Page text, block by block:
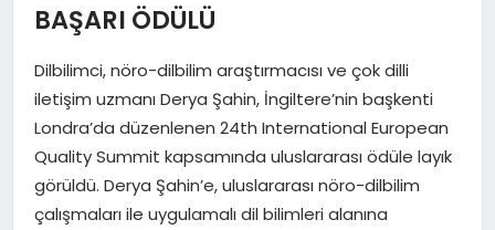
MAGAZIN
EĞITIM
TEKNOLOJI
BAŞARI ÖDÜLÜ
Dilbilimci, nöro-dilbilim araştırmacısı ve çok dilli
iletişim uzmanı Derya Şahin, İngiltere’nin başkenti
Londra’da düzenlenen 24th International European
Quality Summit kapsamında uluslararası ödüle layık
görüldü. Derya Şahin’e, uluslararası nöro-dilbilim
çalışmaları ile uygulamalı dil bilimleri alanına